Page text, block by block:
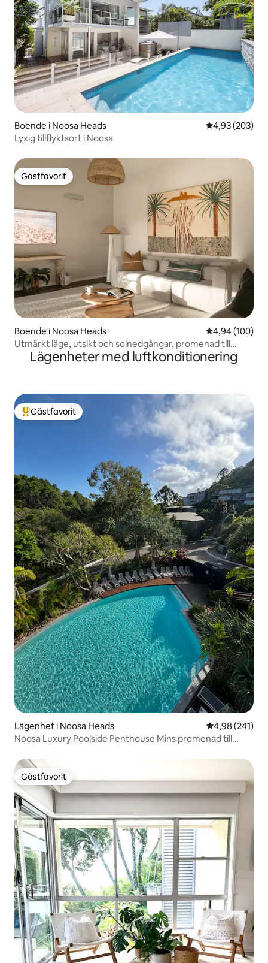
Boende i Noosa Heads 4,93 av 5 i
4,93 (203)
Lyxig tillflyktsort i Noosa
Gästfavorit
Gästfavorit
Boende i Noosa Heads 4,94 av 5 i
4,94 (100)
Utmärkt läge, utsikt och solnedgångar, promenad till
Hastings
Lägenheter med luftkonditionering
Populär gästfavorit
Gästfavorit
Lägenhet i Noosa Heads 4,98 av 5 i
4,98 (241)
Noosa Luxury Poolside Penthouse Mins promenad till
Gästfavorit
Gästfavorit